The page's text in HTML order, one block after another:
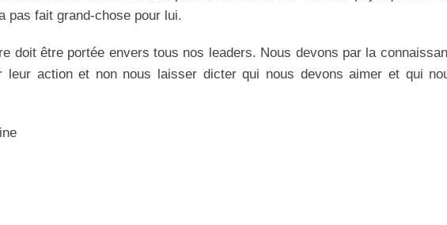
pas fait grand-chose pour lui.
doit être portée envers tous nos leaders. Nous devons par la
leur action et non nous laisser dicter qui nous devons aimer et qui